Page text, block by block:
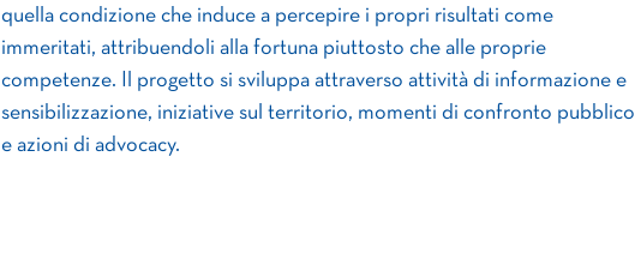
quella condizione che induce a percepire i propri risultati come
immeritati, attribuendoli alla fortuna piuttosto che alle proprie
competenze. Il progetto si sviluppa attraverso attività di informazione e
sensibilizzazione, iniziative sul territorio, momenti di confronto pubblico
e azioni di advocacy.